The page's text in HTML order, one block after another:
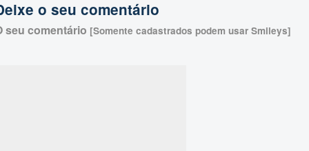
o seu comentário
seu comentário [Somente cadastrados podem usar Smileys]